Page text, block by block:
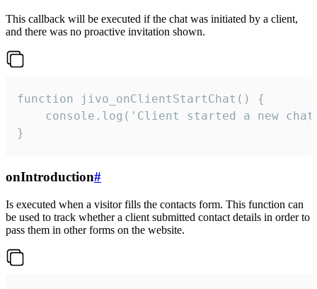
This callback will be executed if the chat was initiated by a client,
and there was no proactive invitation shown.
function jivo_onClientStartChat() {
console.log('Client started a new
}
onIntroduction#
Is executed when a visitor fills the contacts form. This function can
be used to track whether a client submitted contact details in order to
pass them in other forms on the website.